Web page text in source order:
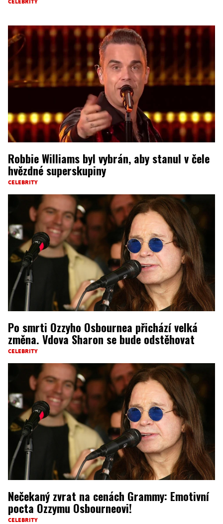
Robbie Williams byl vybrán, aby stanul v čele
hvězdné superskupiny
CELEBRITY
Po smrti Ozzyho Osbournea přichází velká
změna. Vdova Sharon se bude odstěhovat
CELEBRITY
Nečekaný zvrat na cenách Grammy: Emotivní
pocta Ozzymu Osbourneovi!
CELEBRITY